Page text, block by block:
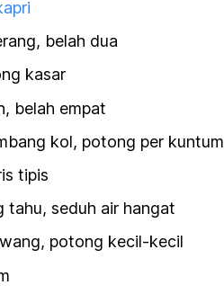
belah dua
kasar
belah empat
kol, potong per kuntum
tipis
tahu, seduh air hangat
potong kecil-kecil